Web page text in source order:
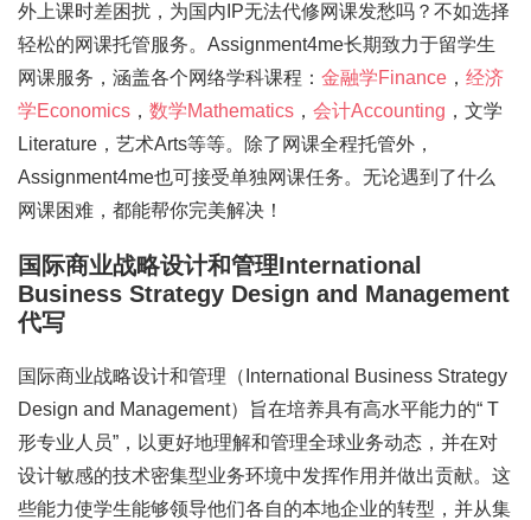
外上课时差困扰，为国内IP无法代修网课发愁吗？不如选择
轻松的网课托管服务。Assignment4me长期致力于留学生
网课服务，涵盖各个网络学科课程： 金融学Finance ， 经济
学Economics ， 数学Mathematics ， 会计Accounting ，文学
Literature，艺术Arts等等。除了网课全程托管外，
Assignment4me也可接受单独网课任务。无论遇到了什么
网课困难，都能帮你完美解决！
国际商业战略设计和管理International
Business Strategy Design and Management
代写
国际商业战略设计和管理（International Business Strategy
Design and Management）旨在培养具有高水平能力的“ T
形专业人员”，以更好地理解和管理全球业务动态，并在对
设计敏感的技术密集型业务环境中发挥作用并做出贡献。这
些能力使学生能够领导他们各自的本地企业的转型，并从集